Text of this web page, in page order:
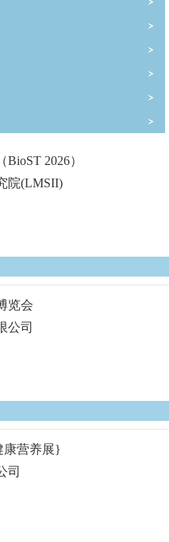
2026）
院(LMSII)
览会
公司
康营养展}
司